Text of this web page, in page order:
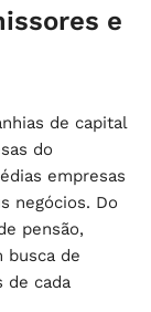
e
de capital
do
empresas
negócios. Do
pensão,
busca de
de cada